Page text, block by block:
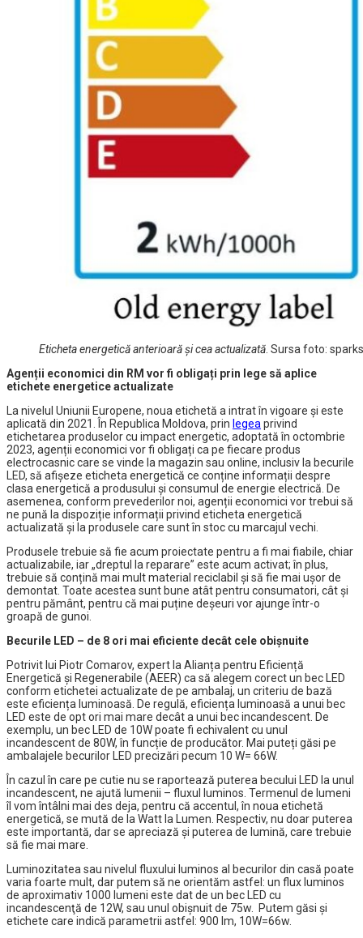
Eticheta energetică anterioară și cea actualizată . Sursa foto:
Agenții economici din RM vor fi obligați prin lege să aplice
etichete energetice actualizate
La nivelul Uniunii Europene, noua etichetă a intrat în vigoare și este
aplicată din 2021. În Republica Moldova, prin legea privind
etichetarea produselor cu impact energetic, adoptată în octombrie
2023, agenții economici vor fi obligați ca pe fiecare produs
electrocasnic care se vinde la magazin sau online, inclusiv la becurile
LED, să afișeze eticheta energetică ce conține informații despre
clasa energetică a produsului și consumul de energie electrică. De
asemenea, conform prevederilor noi, agenții economici vor trebui să
ne pună la dispoziție informații privind eticheta energetică
actualizată și la produsele care sunt în stoc cu marcajul vechi.
Produsele trebuie să fie acum proiectate pentru a fi mai fiabile, chiar
actualizabile, iar „dreptul la reparare” este acum activat; în plus,
trebuie să conțină mai mult material reciclabil și să fie mai ușor de
demontat. Toate acestea sunt bune atât pentru consumatori, cât și
pentru pământ, pentru că mai puține deșeuri vor ajunge într-o
groapă de gunoi.
Becurile LED – de 8 ori mai eficiente decât cele obișnuite
Potrivit lui Piotr Comarov, expert la Alianța pentru Eficiență
Energetică și Regenerabile (AEER) ca să alegem corect un bec LED
conform etichetei actualizate de pe ambalaj, un criteriu de bază
este eficiența luminoasă. De regulă, eficiența luminoasă a unui bec
LED este de opt ori mai mare decât a unui bec incandescent. De
exemplu, un bec LED de 10W poate fi echivalent cu unul
incandescent de 80W, în funcție de producător. Mai puteți găsi pe
ambalajele becurilor LED precizări pecum 10 W= 66W.
În cazul în care pe cutie nu se raportează puterea becului LED la unul
incandescent, ne ajută lumenii – fluxul luminos. Termenul de lumeni
îl vom întâlni mai des deja, pentru că accentul, în noua etichetă
energetică, se mută de la Watt la Lumen. Respectiv, nu doar puterea
este importantă, dar se apreciază și puterea de lumină, care trebuie
să fie mai mare.
Luminozitatea sau nivelul fluxului luminos al becurilor din casă poate
varia foarte mult, dar putem să ne orientăm astfel: un flux luminos
de aproximativ 1000 lumeni este dat de un bec LED cu
incandescenţă de 12W, sau unul obișnuit de 75w. Putem găsi și
etichete care indică parametrii astfel: 900 lm, 10W=66w.